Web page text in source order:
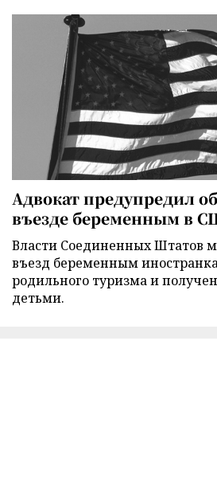
Адвокат предупредил
въезде беременным в
Власти Соединенных Штатов
въезд беременным
родильного туризма и
детьми.